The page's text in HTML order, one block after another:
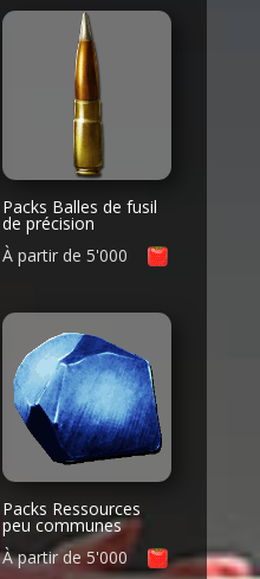
Packs Balles de fusil
de précision
À partir de 5'000
Packs Ressources
peu communes
À partir de 5'000